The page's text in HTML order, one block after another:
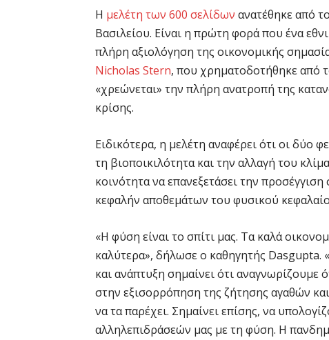
Η μελέτη των 600 σελίδων ανατέθηκε από
Βασιλείου. Είναι η πρώτη φορά που ένα
πλήρη αξιολόγηση της οικονομικής
Nicholas Stern, που χρηματοδοτήθηκε από
«χρεώνεται» την πλήρη ανατροπή της
κρίσης.
Ειδικότερα, η μελέτη αναφέρει ότι οι δύο
τη βιοποικιλότητα και την αλλαγή του
κοινότητα να επανεξετάσει την
κεφαλήν αποθεμάτων του φυσικού
«Η φύση είναι το σπίτι μας. Τα καλά
καλύτερα», δήλωσε ο καθηγητής Dasgupta.
και ανάπτυξη σημαίνει ότι αναγνωρίζουμε
στην εξισορρόπηση της ζήτησης αγαθών
να τα παρέχει. Σημαίνει επίσης, να
αλληλεπιδράσεών μας με τη φύση. Η